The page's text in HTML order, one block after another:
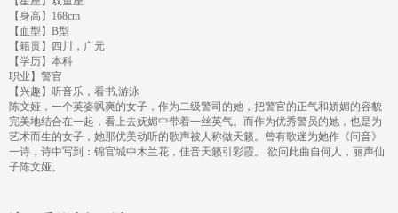
【身高】168cm
【血型】B型
【籍贯】四川，广元
【学历】本科
职业】警官
【兴趣】听音乐，看书,游泳
陈文娅，一个英姿飒爽的女子，作为二级警司的她，把警官的正气和娇媚的容貌
完美地结合在一起，看上去妩媚中带着一丝英气。而作为优秀警员的她，也是为
艺术而生的女子，她那优美动听的歌声被人称做天籁。曾有歌迷为她作《问音》
一诗，诗中写到：锦官城中木兰花，佳音天籁引彩霞。 欲问此曲自何人，丽声仙
子陈文娅。